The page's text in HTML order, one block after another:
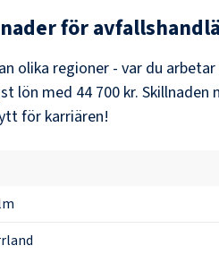
för
olika regioner - var du
lön med 44 700 kr. Skillnaden
för karriären!